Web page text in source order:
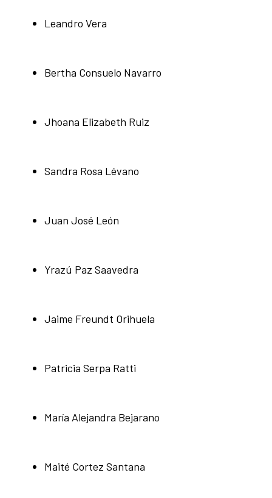
Leandro Vera
Bertha Consuelo Navarro
Jhoana Elizabeth Ruiz
Sandra Rosa Lévano
Juan José León
Yrazú Paz Saavedra
Jaime Freundt Orihuela
Patricia Serpa Ratti
María Alejandra Bejarano
Maité Cortez Santana